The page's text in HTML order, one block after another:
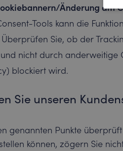
Änderung am
Tools kann die
Sie, ob der
nicht durch anderweitige
blockiert wird.
Sie unseren
genannten Punkte
können, zögern Sie